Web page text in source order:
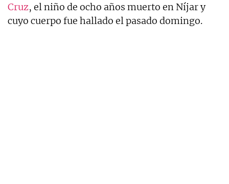
Cruz, el niño de ocho años muerto en Níjar y
cuyo cuerpo fue hallado el pasado domingo.